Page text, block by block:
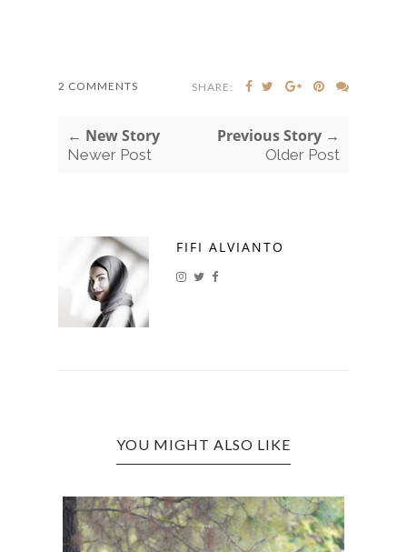
2 COMMENTS SHARE:
← New Story
Newer Post
Previous Story →
Older Post
FIFI ALVIANTO
YOU MIGHT ALSO LIKE